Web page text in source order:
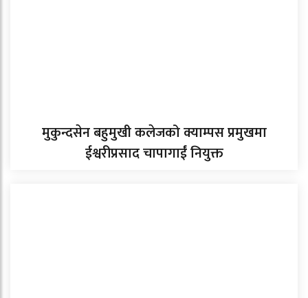
मुकुन्दसेन बहुमुखी कलेजको क्याम्पस प्रमुखमा
ईश्वरीप्रसाद चापागाईं नियुक्त